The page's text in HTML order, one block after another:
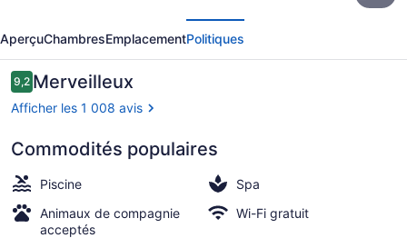
Fairmont
Rio
de
Janeiro
2 piscines extérieures, accès
AperçuChambresEmplacementPolitiques
Avis
9,29,2 sur 10 –
Merveilleux
Afficher les 1 008 avis
Commodités populaires
Piscine
Spa
Animaux de compagnie
acceptés
Wi-Fi gratuit